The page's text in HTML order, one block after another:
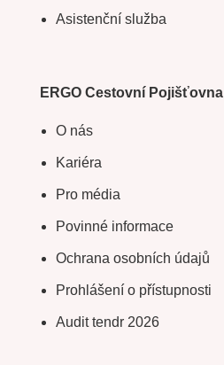
Asistenční služba
ERGO Cestovní Pojišťovna
O nás
Kariéra
Pro média
Povinné informace
Ochrana osobních údajů
Prohlášení o přístupnosti
Audit tendr 2026